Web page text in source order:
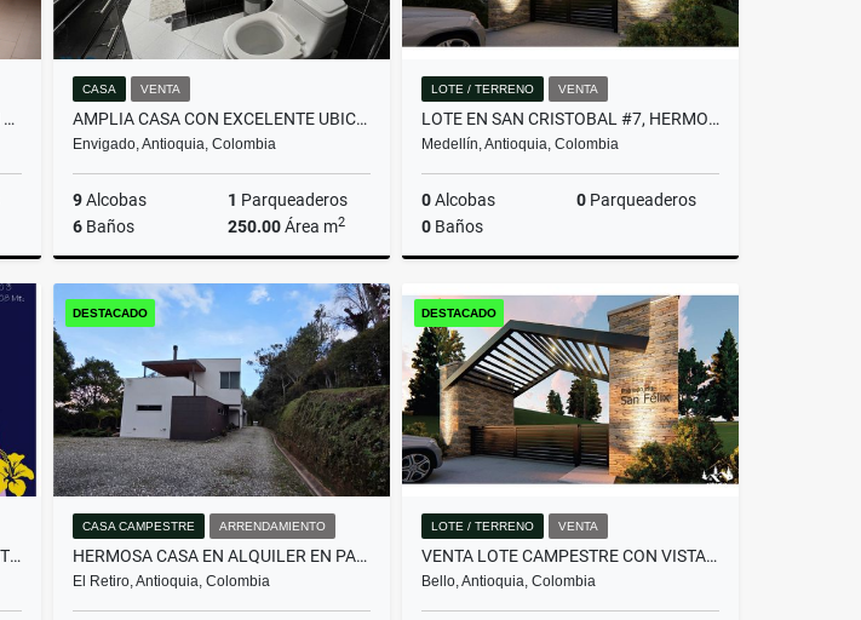
INVIERTE EN ESTA LINDA CASA CON PERMISO DE RENTAS CORTAS
Arrendamiento
CASA VENTA
AMPLIA CASA CON EXCELENTE UBICACIÓN EN ENVIGADO!(MLS#252487)
Envigado, Antioquia, Colombia
9Alcobas 1 Parqueaderos
6 Baños 250.00Área m2
Venta
$1.100.000.000
LOTE / TERRENO VENTA
LOTE EN SAN CRISTOBAL #7, HERMOSA VISTA PANORAMICA EN PARCELACION
Medellín, Antioquia, Colombia
0Alcobas 0 Parqueaderos
0 Baños
Venta
$357.480.000
APARTAMENTO MODERNO - SAN ANTONIO DE PEREIRA
DESTACADO
CASA CAMPESTRE ARRENDAMIENTO
HERMOSA CASA EN ALQUILER EN PARCELACIÓN CAMPESTRE EN EL RETIRO
El Retiro, Antioquia, Colombia
DESTACADO
LOTE / TERRENO VENTA
VENTA LOTE CAMPESTRE CON VISTA PANORÁMICA -INVERSIÓN CERCA A MEDELLÍN.
Bello, Antioquia, Colombia